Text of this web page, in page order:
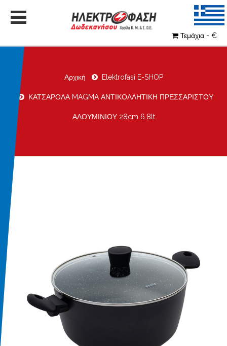
Τεμάχια - €
Αρχική Elektrofasi E-SHOP
ΚΑΤΣΑΡΟΛΑ MAGMA ΑΝΤΙΚΟΛΛΗΤΙΚΗ ΠΡΕΣΣΑΡΙΣΤΟΥ
ΑΛΟΥΜΙΝΙΟΥ 28cm 6.8lt